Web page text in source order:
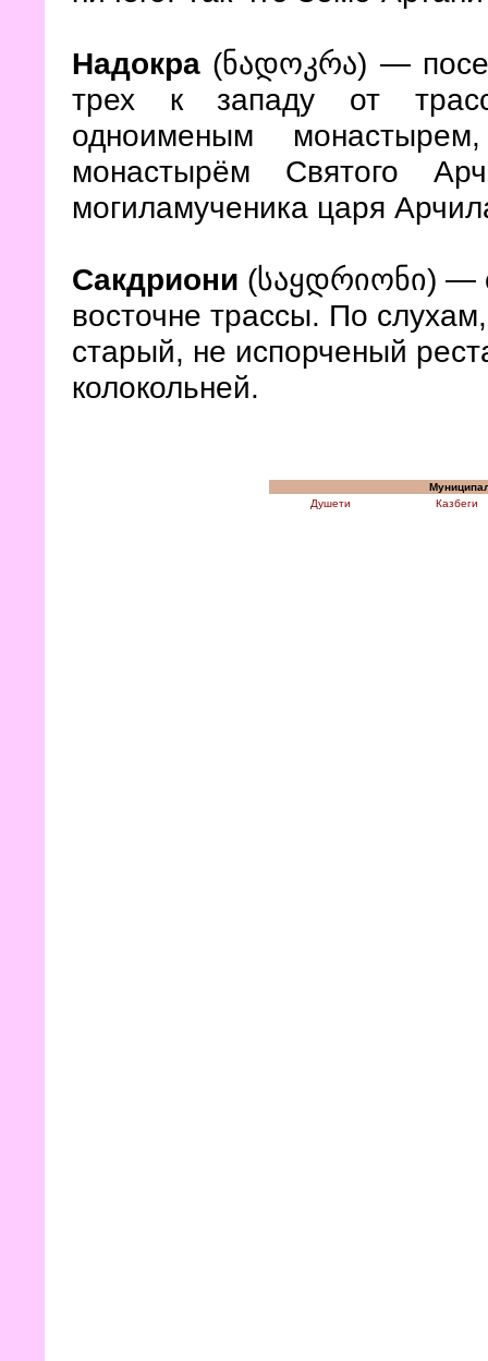
Надокра (ნადოკრა) —
трех к западу от
одноименым
монастырём Святого
могиламученика царя
Сакдриони (საყდრიონი) —
восточне трассы. По
старый, не испорченый
колокольней.
Душети
Казбеги